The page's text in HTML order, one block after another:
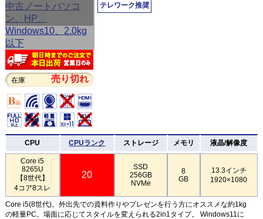
在庫 売り切れ
テレワーク推奨
CPU CPUランク ストレージ メモリ 液晶/解像度
Core i5
8265U
【8世代】
4コア8スレ
20
SSD
256GB
NVMe
8
GB
13.3インチ
1920×1080
Core i5(8世代)。外出先での資料作りやプレゼンを行う方にオススメな約1kg
の軽量PC。場面に応じてスタイルを変えられる2in1タイプ。 Windows11に